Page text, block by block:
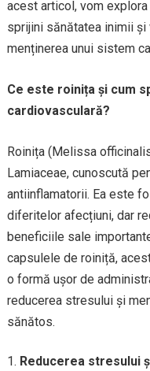
acest articol, vom
sprijini sănătatea inimii
menținerea unui sistem
Ce este roinița și cum
cardiovasculară?
Roinița (Melissa
Lamiaceae, cunoscută
antiinflamatorii. Ea este
diferitelor afecțiuni, dar
beneficiile sale
capsulele de roiniță,
o formă ușor de
reducerea stresului și
sănătos.
Reducerea stresului